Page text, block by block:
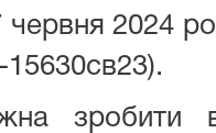
червня 2024
зробити